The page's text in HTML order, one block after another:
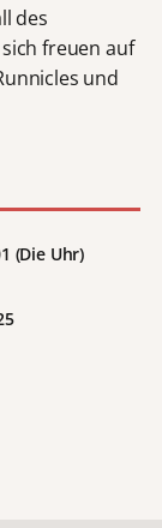
des
freuen auf
und
(Die Uhr)